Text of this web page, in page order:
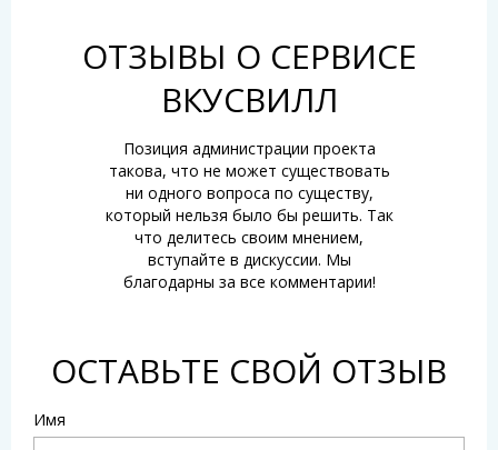
ОТЗЫВЫ О СЕРВИСЕ
ВКУСВИЛЛ
Позиция администрации проекта
такова, что не может существовать
ни одного вопроса по существу,
который нельзя было бы решить. Так
что делитесь своим мнением,
вступайте в дискуссии. Мы
благодарны за все комментарии!
ОСТАВЬТЕ СВОЙ ОТЗЫВ
Имя